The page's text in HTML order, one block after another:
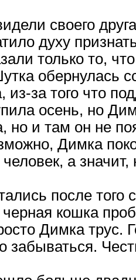
своего
духу
только то,
обернулась
из-за того что
осень, но
но и там он не
Димка
а значит,
после того
кошка
Димка
забываться.